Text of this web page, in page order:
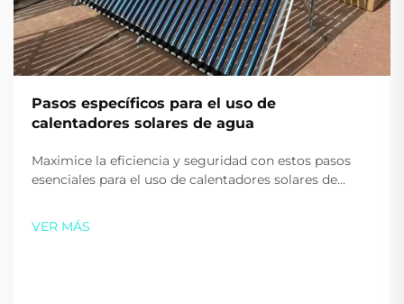
Pasos específicos para el uso de
calentadores solares de agua
Maximice la eficiencia y seguridad con estos pasos
esenciales para el uso de calentadores solares de
arranque, uso diario y calefacción auxiliar. Empiece a
ahorrar en energía hoy.
VER MÁS